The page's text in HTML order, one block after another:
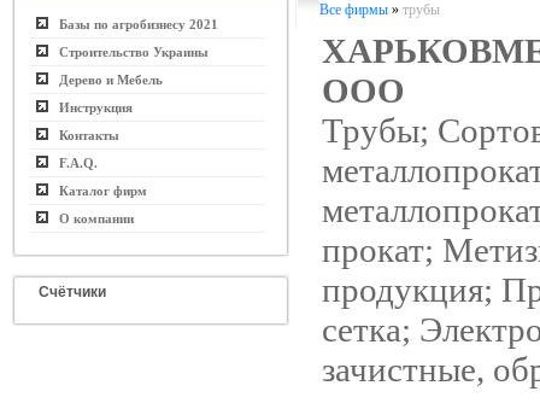
Базы по агробизнесу 2021
Строительство Украины
Дерево и Мебель
Инструкция
Контакты
F.A.Q.
Каталог фирм
О компании
Счётчики
Все фирмы » трубы
ООО
Трубы;
прокат;
продукция;
сетка;
зачистные,